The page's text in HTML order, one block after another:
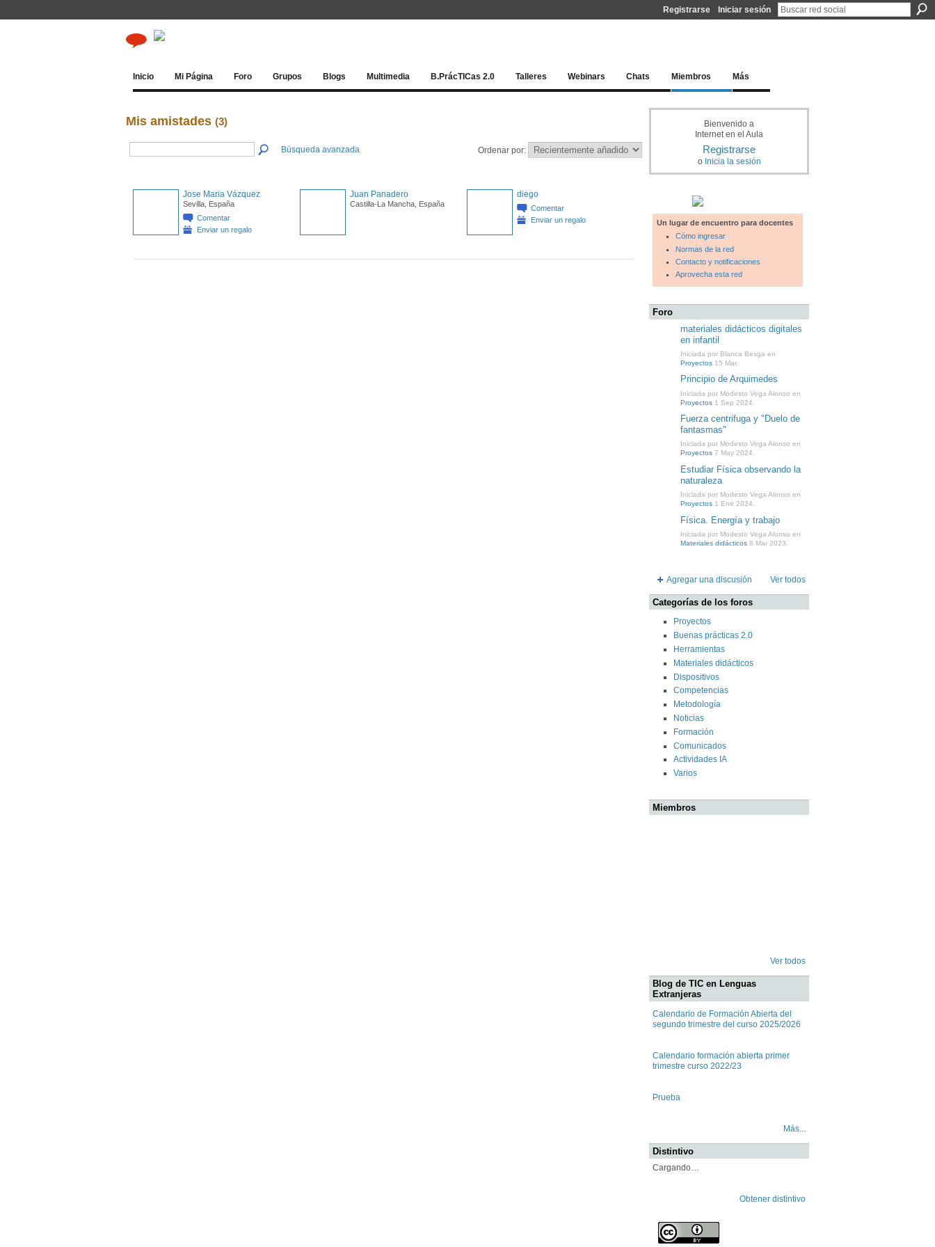
Registrarse Iniciar sesión
Inicio Mi Página Foro Grupos Blogs Multimedia B.PrácTICas 2.0 Talleres Webinars Chats Miembros Más
Mis amistades (3)
Búsqueda avanzada Ordenar por:
Jose Maria Vázquez
Sevilla, España
Comentar
Enviar un regalo
Juan Panadero
Castilla-La Mancha, España
diego
Comentar
Enviar un regalo
Bienvenido a
Internet en el Aula
Registrarse
o Inicia la sesión
Un lugar de encuentro para docentes
Cómo ingresar
Normas de la red
Contacto y notificaciones
Aprovecha esta red
Foro
materiales didácticos digitales
en infantil
Iniciada por Blanca Besga en
Proyectos 15 Mar.
Principio de Arquimedes
Iniciada por Modesto Vega Alonso en
Proyectos 1 Sep 2024.
Fuerza centrifuga y "Duelo de
fantasmas"
Iniciada por Modesto Vega Alonso en
Proyectos 7 May 2024.
Estudiar Física observando la
naturaleza
Iniciada por Modesto Vega Alonso en
Proyectos 1 Ene 2024.
Física. Energía y trabajo
Iniciada por Modesto Vega Alonso en
Materiales didácticos 8 Mar 2023.
Agregar una discusión Ver todos
Categorías de los foros
Proyectos
Buenas prácticas 2.0
Herramientas
Materiales didácticos
Dispositivos
Competencias
Metodología
Noticias
Formación
Comunicados
Actividades IA
Varios
Miembros
Ver todos
Blog de TIC en Lenguas
Extranjeras
Calendario de Formación Abierta del
segundo trimestre del curso 2025/2026
Calendario formación abierta primer
trimestre curso 2022/23
Prueba
Más...
Distintivo
Cargando…
Obtener distintivo